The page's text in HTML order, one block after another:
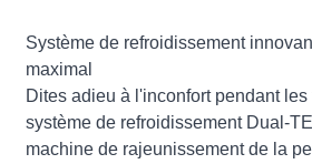
Système de refroidissement
maximal
Dites adieu à l'inconfort pendant
système de refroidissement Dual-
machine de rajeunissement de la